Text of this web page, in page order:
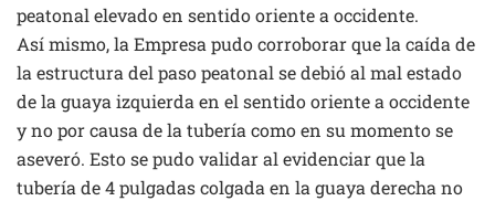
peatonal elevado en sentido oriente a occidente.
Así mismo, la Empresa pudo corroborar que la caída de
la estructura del paso peatonal se debió al mal estado
de la guaya izquierda en el sentido oriente a occidente
y no por causa de la tubería como en su momento se
aseveró. Esto se pudo validar al evidenciar que la
tubería de 4 pulgadas colgada en la guaya derecha no